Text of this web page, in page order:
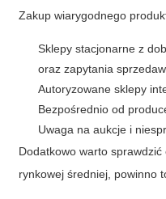
Zakup wiarygodnego
Sklepy stacjonarne z
oraz zapytania
Autoryzowane sklepy
Bezpośrednio od
Uwaga na aukcje i
Dodatkowo warto
rynkowej średniej, powinno